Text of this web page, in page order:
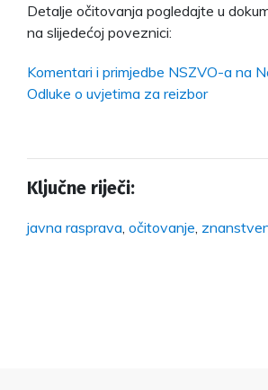
Detalje očitovanja pogledajte u
na slijedećoj poveznici:
Komentari i primjedbe NSZVO-a na
Odluke o uvjetima za reizbor
Ključne riječi:
javna rasprava očitovanje